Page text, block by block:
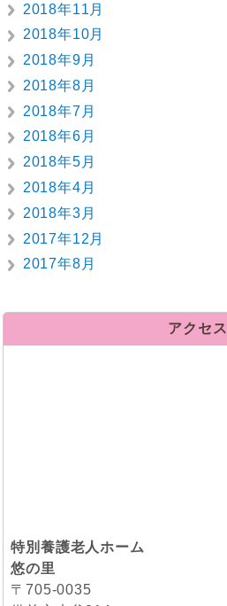
2018年11月
2018年10月
2018年9月
2018年8月
2018年7月
2018年6月
2018年5月
2018年4月
2018年3月
2017年12月
2017年8月
アクセス
特別養護老人ホーム
悠の里
〒705-0035